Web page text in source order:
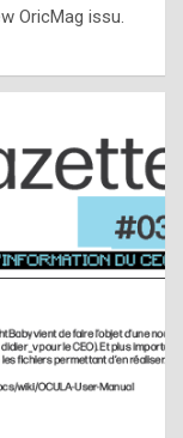
OricMag issu.